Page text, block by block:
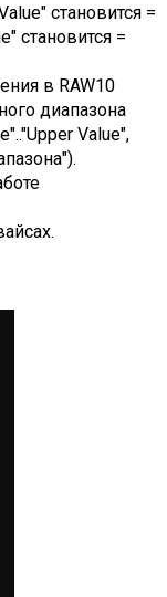
становится =
становится =
в RAW10
диапазона
Value",